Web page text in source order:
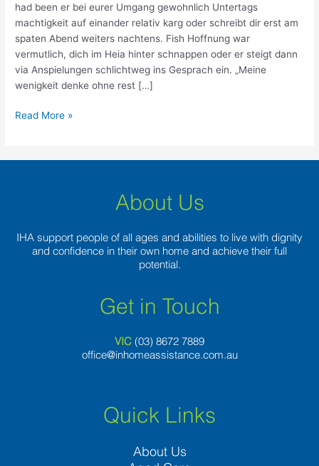
had been er bei eurer Umgang gewohnlich Untertags
machtigkeit auf einander relativ karg oder schreibt dir erst am
spaten Abend weiters nachtens. Fish Hoffnung war
vermutlich, dich im Heia hinter schnappen oder er steigt dann
via Anspielungen schlichtweg ins Gesprach ein. „Meine
wenigkeit denke ohne rest […]
bei
eurer
Umgang
gewohnlich
Read More »
About Us
IHA support people of all ages and abilities to live with dignity
and confidence in their own home and achieve their full
potential.
Get in Touch
VIC (03) 8672 7889
office@inhomeassistance.com.au
Quick Links
About Us